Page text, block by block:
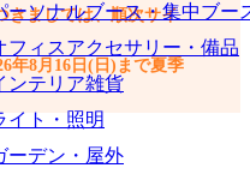
ーソナルブース・集中ブー
フィスアクセサリー・備品
ンテリア雑貨
イト・照明
ーデン・屋外
きましては、順次サイ
年8月16日(日)まで夏季